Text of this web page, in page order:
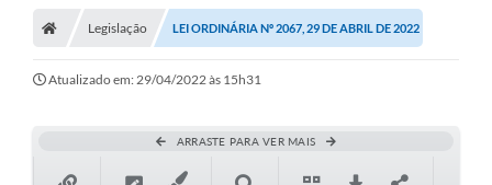
Legislação LEI ORDINÁRIA Nº 2067, 29 DE ABRIL DE 2022
Atualizado em: 29/04/2022 às 15h31
ARRASTE PARA VER MAIS